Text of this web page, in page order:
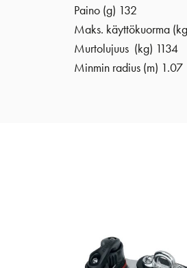
Paino (g) 132
Maks. käyttökuorma
Murtolujuus (kg) 1134
Minmin radius (m) 1.07